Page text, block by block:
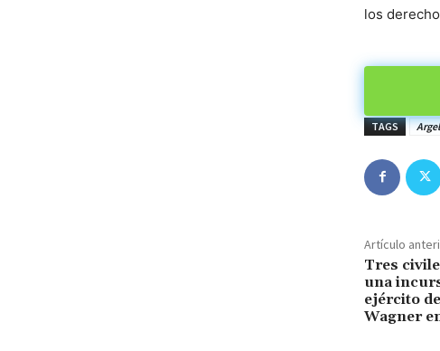
los
TAGS
Artículo
Tres
una
ejército
Wagner